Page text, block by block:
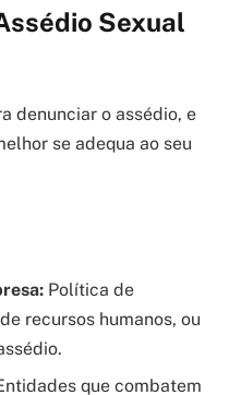
Sexual
denunciar o assédio, e
se adequa ao seu
Política de
recursos humanos, ou
que combatem